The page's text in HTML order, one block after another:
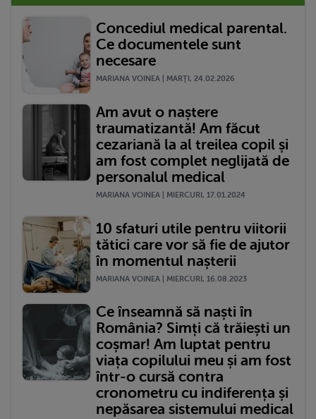
Concediul medical parental.
Ce documentele sunt
necesare
MARIANA VOINEA | MARŢI, 24.02.2026
Am avut o naștere
traumatizantă! Am făcut
cezariană la al treilea copil și
am fost complet neglijată de
personalul medical
MARIANA VOINEA | MIERCURI, 17.01.2024
10 sfaturi utile pentru viitorii
tătici care vor să fie de ajutor
în momentul nașterii
MARIANA VOINEA | MIERCURI, 16.08.2023
Ce înseamnă să naști în
România? Simți că trăiești un
coșmar! Am luptat pentru
viața copilului meu și am fost
într-o cursă contra
cronometru cu indiferența și
nepăsarea sistemului medical